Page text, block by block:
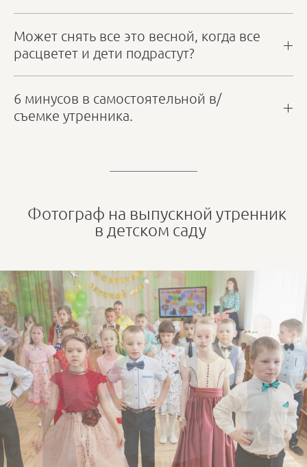
Может снять все это весной, когда все
расцветет и дети подрастут?
6 минусов в самостоятельной в/
съемке утренника.
Фотограф на выпускной утренник
в детском саду